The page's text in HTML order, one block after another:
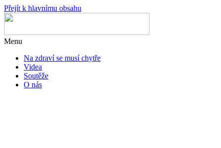
Přejít k hlavnímu obsahu
Menu
Na zdraví se musí chytře
Videa
Soutěže
O nás